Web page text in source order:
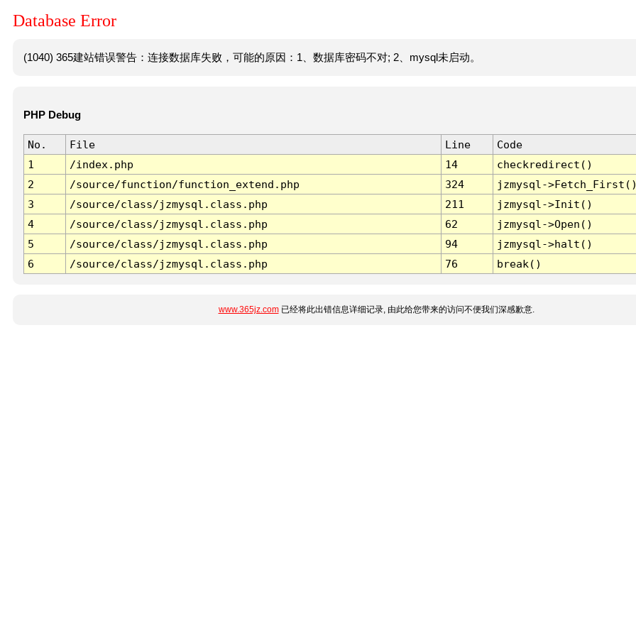
Database Error
(1040) 365建站错误警告：连接数据库失败，可能的原因：1、数据库密码不对; 2、mysql未启动。
PHP Debug
No. File Line
Code
1
/index.php 14
checkredirect()
2
/source/function/function_extend.php 324
jzmysql-
3
/source/class/jzmysql.class.php 211
jzmysql->Init()
4
/source/class/jzmysql.class.php 62
jzmysql->Open()
5
/source/class/jzmysql.class.php 94
jzmysql->halt()
6
/source/class/jzmysql.class.php 76 break()
www.365jz.com已经将此出错信息详细记录, 由此给您带来的访问不便我们深感歉意.